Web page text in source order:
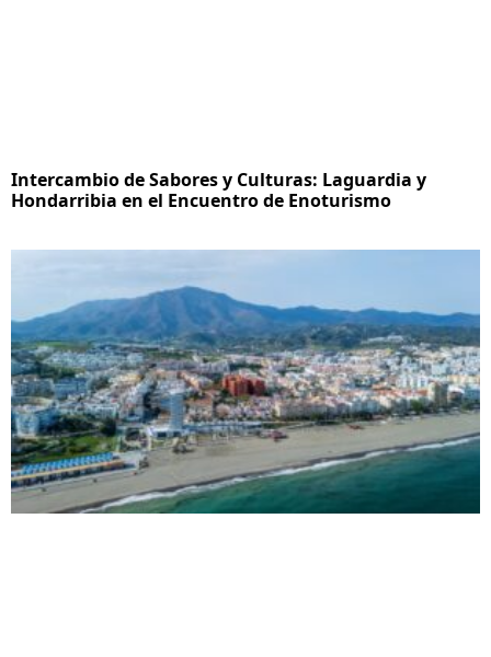
Intercambio de Sabores y Culturas: Laguardia y
Hondarribia en el Encuentro de Enoturismo